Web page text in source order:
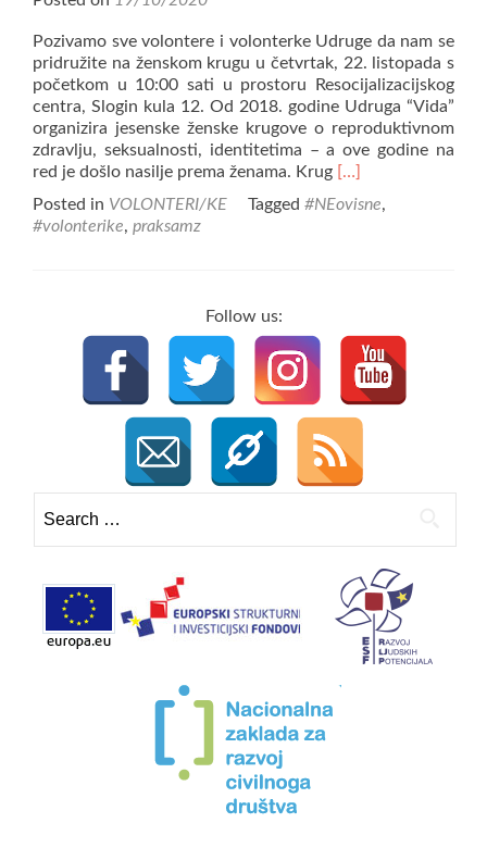
Pozivamo sve volontere i volonterke Udruge da nam se
pridružite na ženskom krugu u četvrtak, 22. listopada s
početkom u 10:00 sati u prostoru Resocijalizacijskog
centra, Slogin kula 12. Od 2018. godine Udruga “Vida”
organizira jesenske ženske krugove o reproduktivnom
zdravlju, seksualnosti, identitetima – a ove godine na
red je došlo nasilje prema ženama. Krug Read
about
ženama
Lorenom
Zec
[…]
Posted in VOLONTERI/KE Tagged #NEovisne,
#volonterike, praksamz
Follow us:
for: